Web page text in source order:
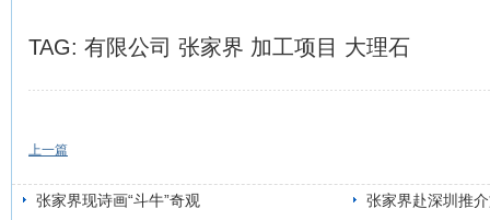
TAG: 有限公司 张家界 加工项目 大理石
上一篇
张家界现诗画“斗牛”奇观
张家界赴深圳推